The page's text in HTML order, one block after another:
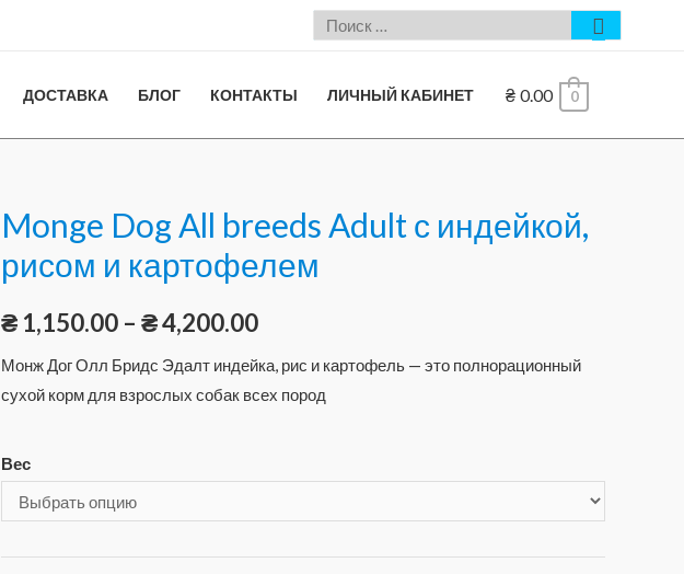
ДОСТАВКА БЛОГ КОНТАКТЫ ЛИЧНЫЙ КАБИНЕТ ₴ 0.00 0
Monge Dog All breeds Adult с индейкой,
рисом и картофелем
₴ 1,150.00 – ₴4,200.00
Монж Дог Олл Бридс Эдалт индейка, рис и картофель — это полнорационный
сухой корм для взрослых собак всех пород
Вес